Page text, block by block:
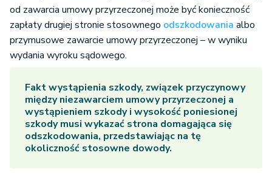
od zawarcia umowy przyrzeczonej może być konieczność
zapłaty drugiej stronie stosownego odszkodowania albo
przymusowe zawarcie umowy przyrzeczonej – w wyniku
wydania wyroku sądowego.
Fakt wystąpienia szkody, związek przyczynowy
między niezawarciem umowy przyrzeczonej a
wystąpieniem szkody i wysokość poniesionej
szkody musi wykazać strona domagająca się
odszkodowania, przedstawiając na tę
okoliczność stosowne dowody.